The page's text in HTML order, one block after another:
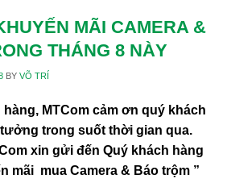
MÃI CAMERA &
THÁNG 8 NÀY
BYVÕ TRÍ
MTCom cảm ơn quý khách
trong suốt thời gian qua.
xin gửi đến Quý khách hàng
mãi mua Camera & Báo trộm ”